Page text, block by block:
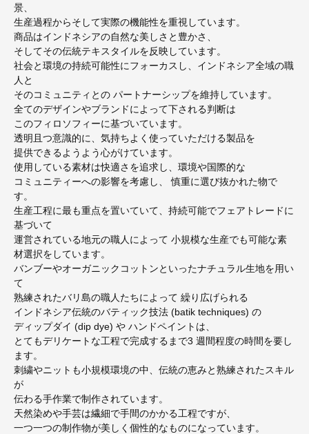
景、
生産過程からそして実際の機能性を重視しています。
商品はインドネシアの自然な美しさと豊かさ、
そしてその伝統テキスタイルを反映しています。
社会と環境の持続可能性にフォーカスし、インドネシア全域の職
人と
そのコミュニティとの パートナーシップを維持しています。
全てのデザインやブランドによって下される判断は
このフィロソフィーに基づいています。
透明且つ意識的に、気持ちよく使っていただける製品を
提供できるようよう心がけています。
使用している素材は快適さを追求し、環境や国際的な
コミュニティーへの影響を考慮し、 慎重に選び抜かれた物で
す。
生産工程に最も重点を置いていて、持続可能でフェアトレードに
基づいて
運営されている地元の職人によって 小規模な生産でも可能な素
材選択をしています。
バンブーやオーガニックコットンといったナチュラル生地を用い
て
熟練されたバリ島の職人たちによって 繰り広げられる
インドネシア伝統のバティック技法 (batik techniques) の
ディップダイ (dip dye) や ハンドペイントは、
とてもデリケートな工程で完成するまで3 週間程度の時間を要し
ます。
刺繍やニットも小規模環境の中、伝統の恵みと熟練されたスキル
が
伝わる手作業で制作されています。
天然染めや手芸は繊細で手間のかかる工程ですが、
一つ一つの制作物が美しく個性的なものになっています。